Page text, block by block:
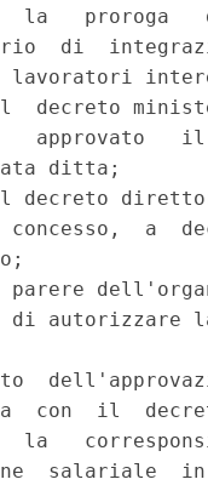
la   proroga
di
lavoratori
decreto
approvato   il
ditta;
decreto
a
parere
di autorizzare
con  il
la
salariale